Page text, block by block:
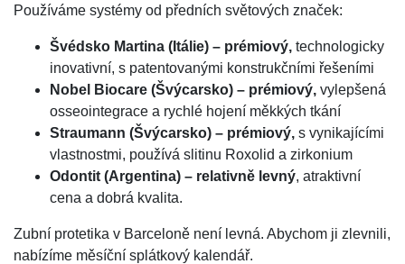
Používáme systémy od předních světových značek:
Švédsko Martina (Itálie) – prémiový, technologicky
inovativní, s patentovanými konstrukčními řešeními
Nobel Biocare (Švýcarsko) – prémiový, vylepšená
osseointegrace a rychlé hojení měkkých tkání
Straumann (Švýcarsko) – prémiový, s vynikajícími
vlastnostmi, používá slitinu Roxolid a zirkonium
Odontit (Argentina) – relativně levný, atraktivní
cena a dobrá kvalita.
Zubní protetika v Barceloně není levná. Abychom ji zlevnili,
nabízíme měsíční splátkový kalendář.